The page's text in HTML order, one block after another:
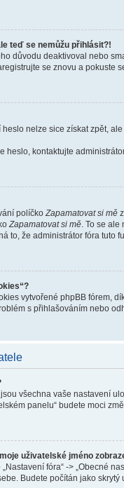
teď se nemůžu přihlásit?!
důvodu deaktivoval nebo
se znovu a pokuste
nelze sice získat zpět,
heslo, kontaktujte
políčko Zapamatovat si mě
Zapamatovat si mě . To se
to, že administrátor fóra tuto
vytvořené phpBB fórem,
s přihlašováním nebo
všechna vaše nastavení
panelu“ budete moci
uživatelské jméno
fóra“ -> „Obecné
Budete počítán jako skrytý